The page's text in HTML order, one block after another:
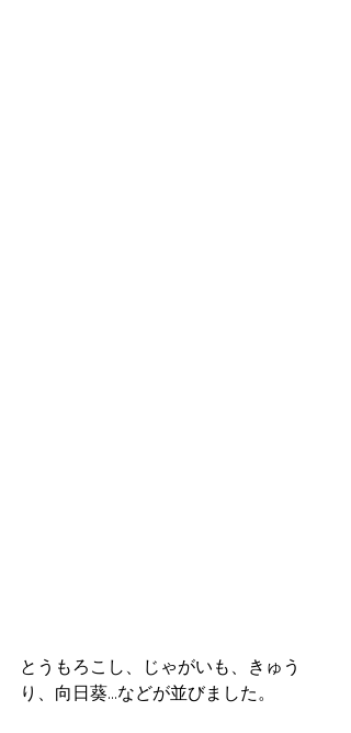
とうもろこし、じゃがいも、きゅう
り、向日葵...などが並びました。